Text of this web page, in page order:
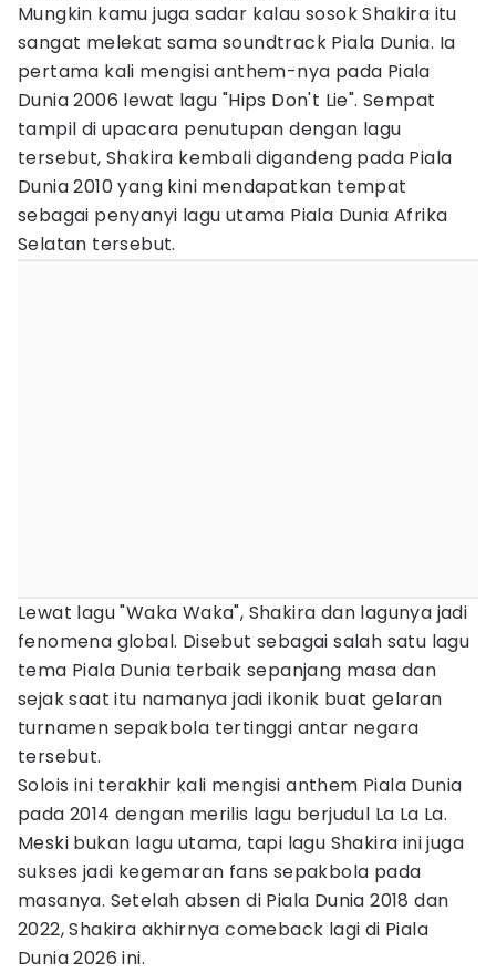
Mungkin kamu juga sadar kalau sosok Shakira itu
sangat melekat sama soundtrack Piala Dunia. Ia
pertama kali mengisi anthem-nya pada Piala
Dunia 2006 lewat lagu "Hips Don't Lie". Sempat
tampil di upacara penutupan dengan lagu
tersebut, Shakira kembali digandeng pada Piala
Dunia 2010 yang kini mendapatkan tempat
sebagai penyanyi lagu utama Piala Dunia Afrika
Selatan tersebut.
Lewat lagu "Waka Waka", Shakira dan lagunya jadi
fenomena global. Disebut sebagai salah satu lagu
tema Piala Dunia terbaik sepanjang masa dan
sejak saat itu namanya jadi ikonik buat gelaran
turnamen sepakbola tertinggi antar negara
tersebut.
Solois ini terakhir kali mengisi anthem Piala Dunia
pada 2014 dengan merilis lagu berjudul La La La.
Meski bukan lagu utama, tapi lagu Shakira ini juga
sukses jadi kegemaran fans sepakbola pada
masanya. Setelah absen di Piala Dunia 2018 dan
2022, Shakira akhirnya comeback lagi di Piala
Dunia 2026 ini.